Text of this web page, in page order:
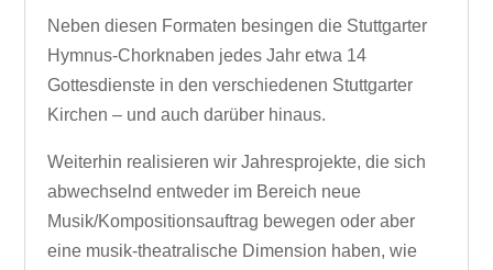
Neben diesen Formaten besingen die Stuttgarter
Hymnus-Chorknaben jedes Jahr etwa 14
Gottesdienste in den verschiedenen Stuttgarter
Kirchen – und auch darüber hinaus.
Weiterhin realisieren wir Jahresprojekte, die sich
abwechselnd entweder im Bereich neue
Musik/Kompositionsauftrag bewegen oder aber
eine musik-theatralische Dimension haben, wie